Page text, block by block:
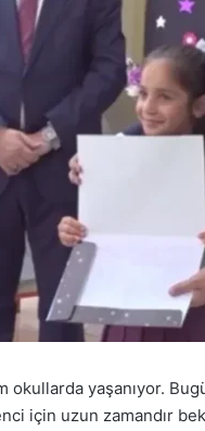
okullarda yaşanıyor.
için uzun zamandır